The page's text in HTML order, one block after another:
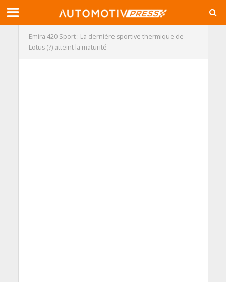
Emira 420 Sport : La dernière sportive thermique de
Lotus (?) atteint la maturité